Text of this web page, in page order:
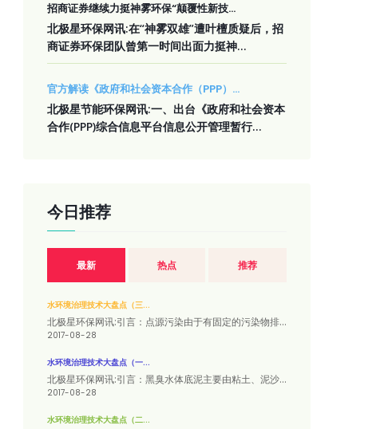
招商证券继续力挺神雾环保“颠覆性新技...
北极星环保网讯:在“神雾双雄”遭叶檀质疑后，招
商证券环保团队曾第一时间出面力挺神...
官方解读《政府和社会资本合作（PPP）...
北极星节能环保网讯:一、出台《政府和社会资本
合作(PPP)综合信息平台信息公开管理暂行...
今日推荐
最新 热点 推荐
水环境治理技术大盘点（三...
北极星环保网讯:引言：点源污染由于有固定的污染物排...
2017-08-28
水环境治理技术大盘点（一...
北极星环保网讯:引言：黑臭水体底泥主要由粘土、泥沙...
2017-08-28
水环境治理技术大盘点（二...